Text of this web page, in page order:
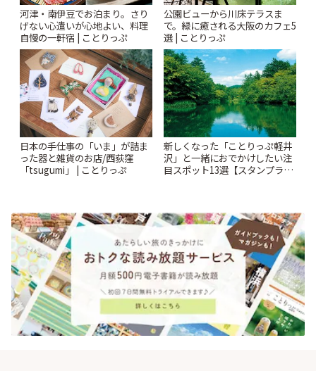
河津・南伊豆でお泊まり。さり
げない心遣いが心地よい、料理
自慢の一軒宿 | ことりっぷ
公園ビューから川床テラスま
で。緑に癒される大阪のカフェ5
選 | ことりっぷ
日本の手仕事の「いま」が詰ま
った器と雑貨のお店/西荻窪
「tsugumi」 | ことりっぷ
新しくなった「ことりっぷ軽井
沢」と一緒におでかけしたい注
目スポット13選【スタンプラリ